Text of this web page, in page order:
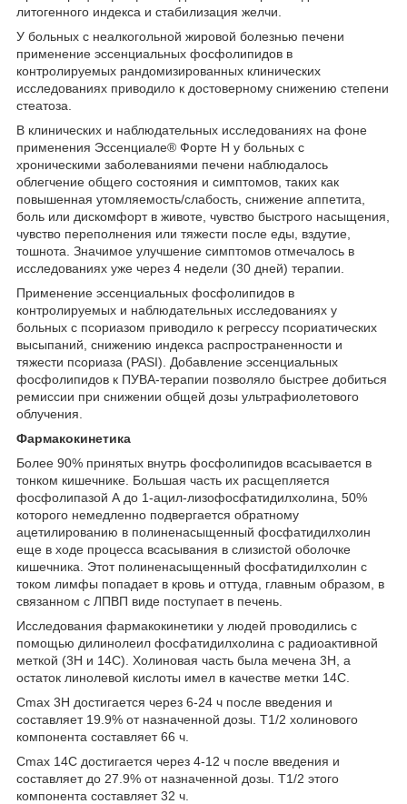
литогенного индекса и стабилизация желчи.
У больных с неалкогольной жировой болезнью печени
применение эссенциальных фосфолипидов в
контролируемых рандомизированных клинических
исследованиях приводило к достоверному снижению степени
стеатоза.
В клинических и наблюдательных исследованиях на фоне
применения Эссенциале® Форте Н у больных с
хроническими заболеваниями печени наблюдалось
облегчение общего состояния и симптомов, таких как
повышенная утомляемость/слабость, снижение аппетита,
боль или дискомфорт в животе, чувство быстрого насыщения,
чувство переполнения или тяжести после еды, вздутие,
тошнота. Значимое улучшение симптомов отмечалось в
исследованиях уже через 4 недели (30 дней) терапии.
Применение эссенциальных фосфолипидов в
контролируемых и наблюдательных исследованиях у
больных с псориазом приводило к регрессу псориатических
высыпаний, снижению индекса распространенности и
тяжести псориаза (PASI). Добавление эссенциальных
фосфолипидов к ПУВА-терапии позволяло быстрее добиться
ремиссии при снижении общей дозы ультрафиолетового
облучения.
Фармакокинетика
Более 90% принятых внутрь фосфолипидов всасывается в
тонком кишечнике. Большая часть их расщепляется
фосфолипазой А до 1-ацил-лизофосфатидилхолина, 50%
которого немедленно подвергается обратному
ацетилированию в полиненасыщенный фосфатидилхолин
еще в ходе процесса всасывания в слизистой оболочке
кишечника. Этот полиненасыщенный фосфатидилхолин с
током лимфы попадает в кровь и оттуда, главным образом, в
связанном с ЛПВП виде поступает в печень.
Исследования фармакокинетики у людей проводились с
помощью дилинолеил фосфатидилхолина с радиоактивной
меткой (3H и 14C). Холиновая часть была мечена 3H, а
остаток линолевой кислоты имел в качестве метки 14C.
Cmax 3Н достигается через 6-24 ч после введения и
составляет 19.9% от назначенной дозы. T1/2 холинового
компонента составляет 66 ч.
Cmax 14C достигается через 4-12 ч после введения и
составляет до 27.9% от назначенной дозы. T1/2 этого
компонента составляет 32 ч.